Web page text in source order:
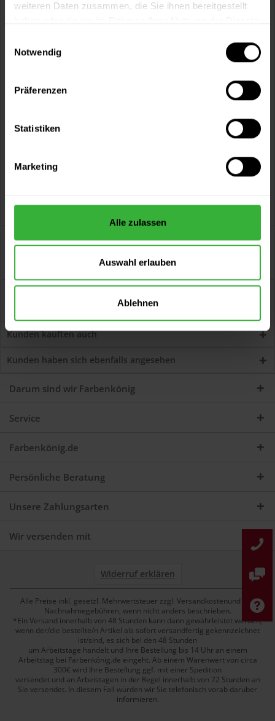
weiteren Daten zusammen, die Sie ihnen bereitgestellt
Notwendig
Präferenzen
Statistiken
Marketing
Alle zulassen
Auswahl erlauben
Ablehnen
Versand innerhalb von 48h*
Beschreibung
Artikelbeschreibung Besonders zum...mehr
Bewertungen
Jetzt Bewertungen zum Artikel lesen...
Kunden kauften auch
Kunden haben sich ebenfalls angesehen
Darum sind wir Farbenkönig
Service
Farbenkönig.de
Persönliche Beratung
Unsere Zahlungsarten
Wir versenden mit
Widerruf erklären
Alle Preise inkl. gesetzl. Mehrwertsteuer zzgl. Versandkostenund ggf.
Nachnahmegebühren, wenn nicht anders beschrieben.
*Ein Versand innerhalb von 48 Stunden kann dann gewährleistet werden,
wenn der/die bestellte/n Artikel als sofort versandfertig gekennzeichnet
ist/sind, es sich bei den 48 Stunden
um Arbeitstage handelt und Ihre Bestellung bis 14 Uhr an einem
Arbeitstag bei Farbenkönig.de eingeht. Ab einem Warenwert von circa
300€ wird Ihre Bestellung ggf. mit einer Spedition
versendet und an Arbeistagen in der Regel innerhalb von 72 Stunden an
Sie versendet. In diesem Fall würden wir Sie telefonisch vorab darüber
informieren.